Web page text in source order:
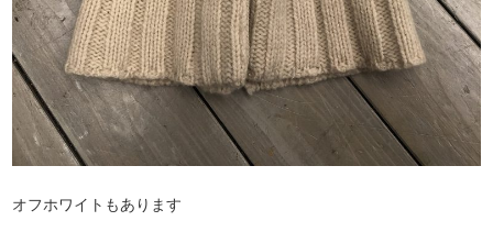
オフホワイトもあります